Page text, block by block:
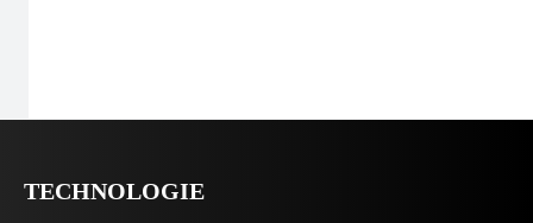
TECHNOLOGIE